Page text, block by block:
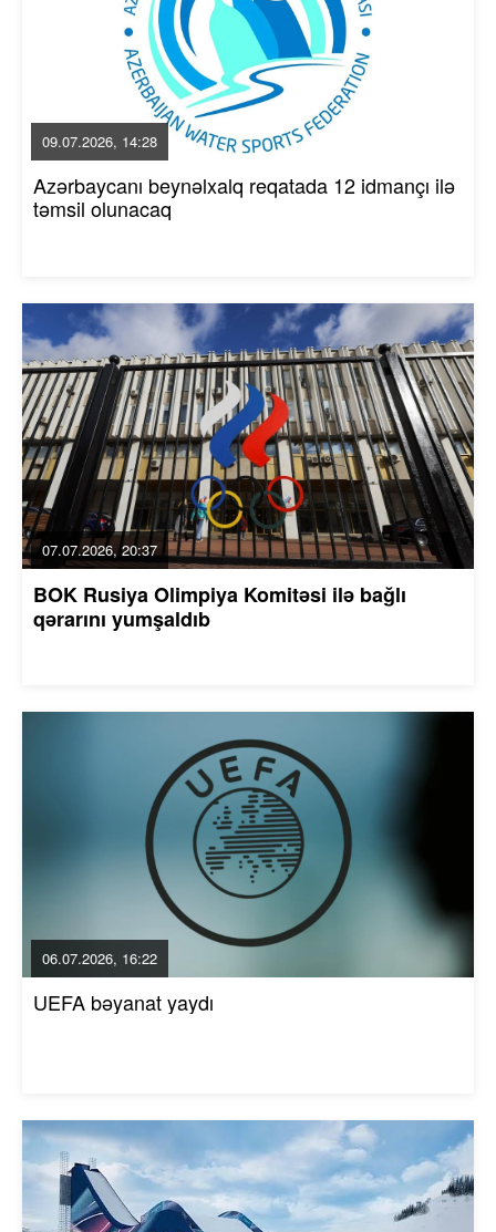
09.07.2026, 14:28
Azərbaycanı beynəlxalq reqatada 12 idmançı ilə
təmsil olunacaq
07.07.2026, 20:37
BOK Rusiya Olimpiya Komitəsi ilə bağlı
qərarını yumşaldıb
06.07.2026, 16:22
UEFA bəyanat yaydı